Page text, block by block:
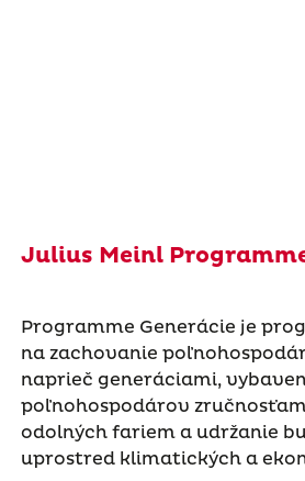
Julius Meinl
Programme Generácie je
na zachovanie
naprieč generáciami,
poľnohospodárov
odolných fariem a udržanie
uprostred klimatických a